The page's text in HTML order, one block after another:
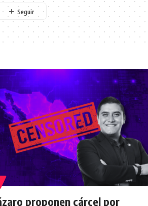
proponen cárcel por